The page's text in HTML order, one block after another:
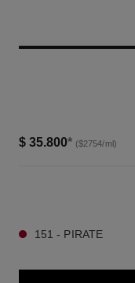
$ 35.800* ($2754/ml)
151 - PIRATE